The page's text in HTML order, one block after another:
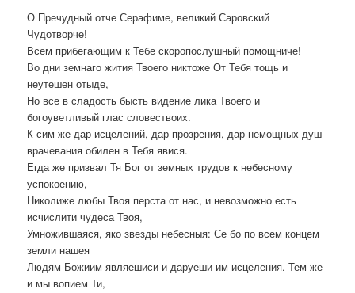
О Пречудный отче Серафиме, великий Саровский
Чудотворче!
Всем прибегающим к Тебе скоропослушный помощниче!
Во дни земнаго жития Твоего никтоже От Тебя тощь и
неутешен отыде,
Но все в сладость бысть видение лика Твоего и
богоуветливый глас словествоих.
К сим же дар исцелений, дар прозрения, дар немощных душ
врачевания обилен в Тебя явися.
Егда же призвал Тя Бог от земных трудов к небесному
успокоению,
Николиже любы Твоя перста от нас, и невозможно есть
исчислити чудеса Твоя,
Умножившаяся, яко звезды небесныя: Се бо по всем концем
земли нашея
Людям Божиим являешиси и даруеши им исцеления. Тем же
и мы вопием Ти,